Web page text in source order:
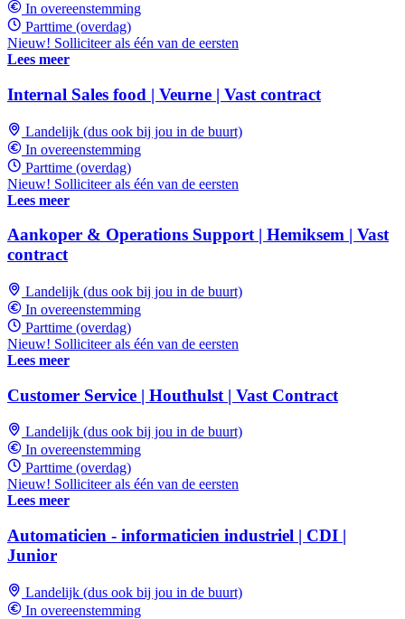
In overeenstemming
Parttime (overdag)
Nieuw! Solliciteer als één van de eersten
Lees meer
Internal Sales food | Veurne | Vast contract
Landelijk (dus ook bij jou in de buurt)
In overeenstemming
Parttime (overdag)
Nieuw! Solliciteer als één van de eersten
Lees meer
Aankoper & Operations Support | Hemiksem | Vast
contract
Landelijk (dus ook bij jou in de buurt)
In overeenstemming
Parttime (overdag)
Nieuw! Solliciteer als één van de eersten
Lees meer
Customer Service | Houthulst | Vast Contract
Landelijk (dus ook bij jou in de buurt)
In overeenstemming
Parttime (overdag)
Nieuw! Solliciteer als één van de eersten
Lees meer
Automaticien - informaticien industriel | CDI |
Junior
Landelijk (dus ook bij jou in de buurt)
In overeenstemming